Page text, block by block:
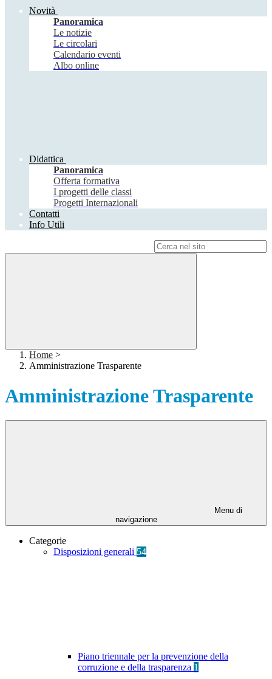
Novità
Panoramica
Le notizie
Le circolari
Calendario eventi
Albo online
Didattica
Panoramica
Offerta formativa
I progetti delle classi
Progetti Internazionali
Contatti
Info Utili
Home >
Amministrazione Trasparente
Amministrazione Trasparente
Menu di
navigazione
Categorie
Disposizioni generali 54
Piano triennale per la prevenzione della
corruzione e della trasparenza 1